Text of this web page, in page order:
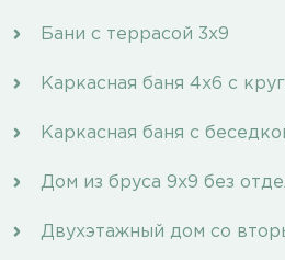
Бани с террасой 3х9
Каркасная баня 4х6 с
Каркасная баня с
Дом из бруса 9х9 без
Двухэтажный дом со